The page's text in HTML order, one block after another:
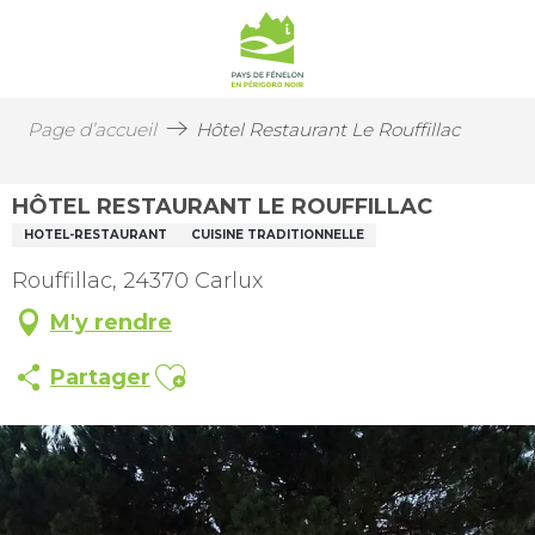
Page d’accueil Hôtel Restaurant Le Rouffillac
HÔTEL RESTAURANT LE ROUFFILLAC
HOTEL-RESTAURANT CUISINE TRADITIONNELLE
Rouffillac, 24370 Carlux
M'y rendre
Partager Ajouter aux favoris